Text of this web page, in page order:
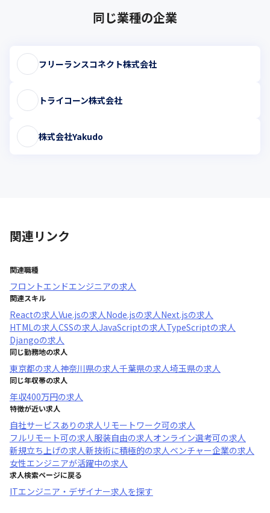
同じ業種の企業
フリーランスコネクト株式会社
トライコーン株式会社
株式会社Yakudo
関連リンク
関連職種
フロントエンドエンジニアの求人
関連スキル
Reactの求人Vue.jsの求人Node.jsの求人Next.jsの求人
HTMLの求人CSSの求人JavaScriptの求人TypeScriptの求人
Djangoの求人
同じ勤務地の求人
東京都の求人神奈川県の求人千葉県の求人埼玉県の求人
同じ年収帯の求人
年収400万円の求人
特徴が近い求人
自社サービスあり の求人 リモートワーク可の求人
フルリモート可の求人服装自由の求人オンライン選考可の求人
新規立ち上げの求人新技術に積極的の求人ベンチャー企業の求人
女性エンジニアが活躍中の求人
求人検索ページに戻る
ITエンジニア・デザイナー求人を探す